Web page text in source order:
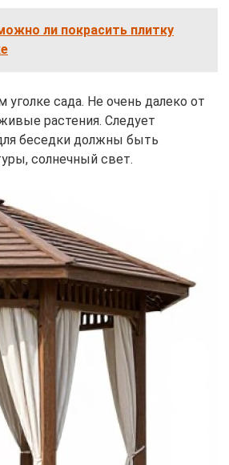
ли покрасить плитку
сада. Не очень далеко от
растения. Следует
беседки должны быть
солнечный свет.